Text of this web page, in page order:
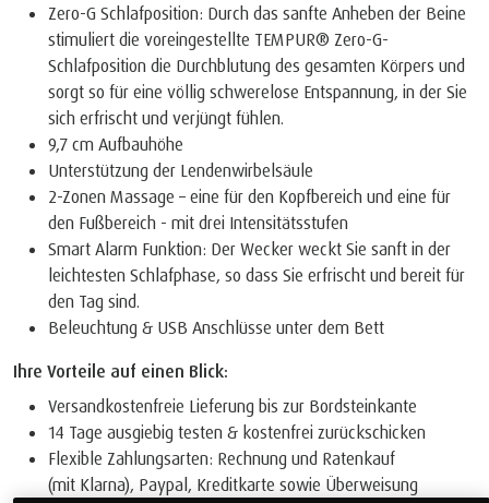
Zero-G Schlafposition: Durch das sanfte Anheben der Beine
stimuliert die voreingestellte TEMPUR® Zero-G-
Schlafposition die Durchblutung des gesamten Körpers und
sorgt so für eine völlig schwerelose Entspannung, in der Sie
sich erfrischt und verjüngt fühlen.
9,7 cm Aufbauhöhe
Unterstützung der Lendenwirbelsäule
2-Zonen Massage – eine für den Kopfbereich und eine für
den Fußbereich - mit drei Intensitätsstufen
Smart Alarm Funktion: Der Wecker weckt Sie sanft in der
leichtesten Schlafphase, so dass Sie erfrischt und bereit für
den Tag sind.
Beleuchtung & USB Anschlüsse unter dem Bett
Ihre Vorteile auf einen Blick:
Versandkostenfreie Lieferung bis zur Bordsteinkante
14 Tage ausgiebig testen & kostenfrei zurückschicken
Flexible Zahlungsarten: Rechnung und Ratenkauf
(mit Klarna), Paypal, Kreditkarte sowie Überweisung